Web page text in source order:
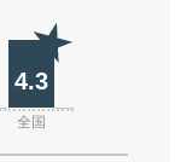
4.3
全国